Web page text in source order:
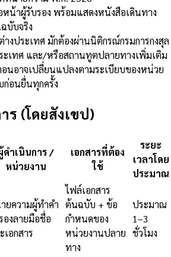
น้าผู้รับรอง พร้อมแสดงหนังสือเดินทาง
บับจริง
างประเทศ มักต้องผ่านนิติกรณ์กรมการกงสุล
ะเทศ และ/หรือสถานทูตปลายทางเพิ่มเติม
นอาจเปลี่ยนแปลงตามระเบียบของหน่วย
ก่อนยื่นทุกครั้ง
(โดยสังเขป)
ดำเนินการ /
หน่วยงาน
เอกสารที่ต้อง
ใช้
ระยะ
เวลาโดย
ประมาณ
ยความผู้ทำคำ
องลายมือชื่อ
เอกสาร
ไฟล์เอกสาร
ต้นฉบับ + ข้อ
กำหนดของ
หน่วยงานปลาย
ทาง
ประมาณ
1–3
ชั่วโมง